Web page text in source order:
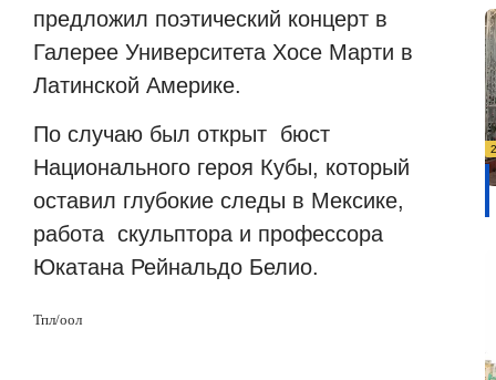
предложил поэтический концерт в
Галерее Университета Хосе Марти в
Латинской Америке.
По случаю был открыт бюст
Национального героя Кубы, который
оставил глубокие следы в Мексике,
работа скульптора и профессора
Юкатана Рейнальдо Белио.
Тпл/оол